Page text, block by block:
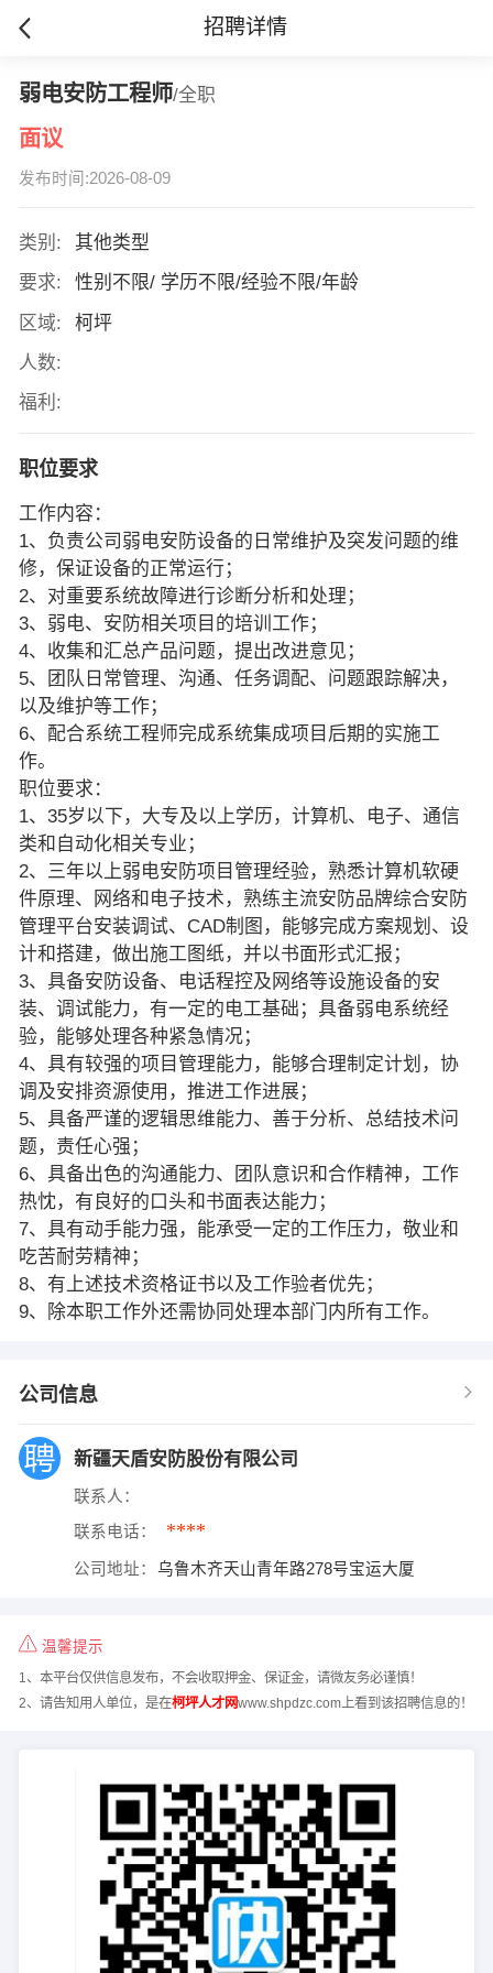
招聘详情
弱电安防工程师/全职
面议
发布时间:2026-08-09
类别:
其他类型
要求:
性别不限/ 学历不限/经验不限/年龄
区域:
柯坪
人数:
福利:
职位要求
工作内容：
1、负责公司弱电安防设备的日常维护及突发问题的维
修，保证设备的正常运行；
2、对重要系统故障进行诊断分析和处理；
3、弱电、安防相关项目的培训工作；
4、收集和汇总产品问题，提出改进意见；
5、团队日常管理、沟通、任务调配、问题跟踪解决，
以及维护等工作；
6、配合系统工程师完成系统集成项目后期的实施工
作。
职位要求：
1、35岁以下，大专及以上学历，计算机、电子、通信
类和自动化相关专业；
2、三年以上弱电安防项目管理经验，熟悉计算机软硬
件原理、网络和电子技术，熟练主流安防品牌综合安防
管理平台安装调试、CAD制图，能够完成方案规划、设
计和搭建，做出施工图纸，并以书面形式汇报；
3、具备安防设备、电话程控及网络等设施设备的安
装、调试能力，有一定的电工基础；具备弱电系统经
验，能够处理各种紧急情况；
4、具有较强的项目管理能力，能够合理制定计划，协
调及安排资源使用，推进工作进展；
5、具备严谨的逻辑思维能力、善于分析、总结技术问
题，责任心强；
6、具备出色的沟通能力、团队意识和合作精神，工作
热忱，有良好的口头和书面表达能力；
7、具有动手能力强，能承受一定的工作压力，敬业和
吃苦耐劳精神；
8、有上述技术资格证书以及工作验者优先；
9、除本职工作外还需协同处理本部门内所有工作。
公司信息
新疆天盾安防股份有限公司
联系人：
联系电话： ****
公司地址： 乌鲁木齐天山青年路278号宝运大厦
温馨提示
1、本平台仅供信息发布，不会收取押金、保证金，请微友务必谨慎！
2、请告知用人单位，是在柯坪人才网www.shpdzc.com上看到该招聘信息的！